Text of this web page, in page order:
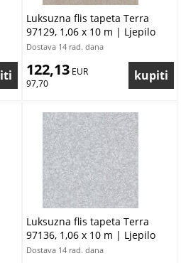
Luksuzna flis tapeta Terra
97129, 1,06 x 10 m | Ljepilo
besplatno
Dostava 14 rad. dana
122,13 EUR
97,70
Luksuzna flis tapeta Terra
97136, 1,06 x 10 m | Ljepilo
besplatno
Dostava 14 rad. dana